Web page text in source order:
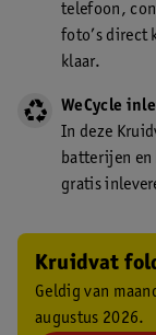
telefoon,
foto’s direct
klaar.
WeCycle
In deze
batterijen en
gratis
Kruidvat
Geldig van
augustus 2026.